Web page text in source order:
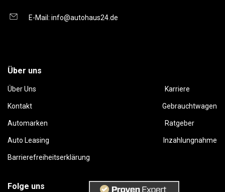
E-Mail: info@autohaus24.de
Über uns
Über Uns Karriere
Kontakt Gebrauchtwagen
Automarken Ratgeber
Auto Leasing Inzahlungnahme
Barrierefreiheitserklärung
Folge uns